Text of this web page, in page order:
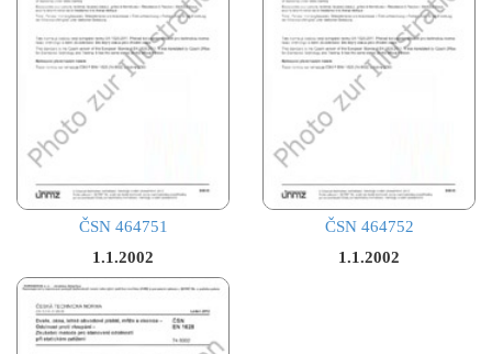
ČSN 464751
1.1.2002
ČSN 464752
1.1.2002